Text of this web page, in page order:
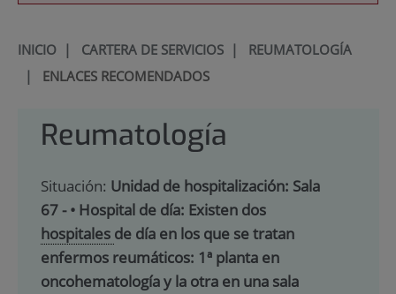
INICIO| CARTERA DE SERVICIOS| REUMATOLOGÍA
| ENLACES RECOMENDADOS
Reumatología
Situación: Unidad de hospitalización: Sala
67 - • Hospital de día: Existen dos
hospitales de día en los que se tratan
enfermos reumáticos: 1ª planta en
oncohematología y la otra en una sala